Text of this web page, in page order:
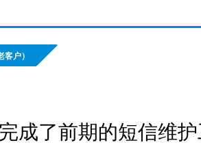
户）
成了前期的短信维